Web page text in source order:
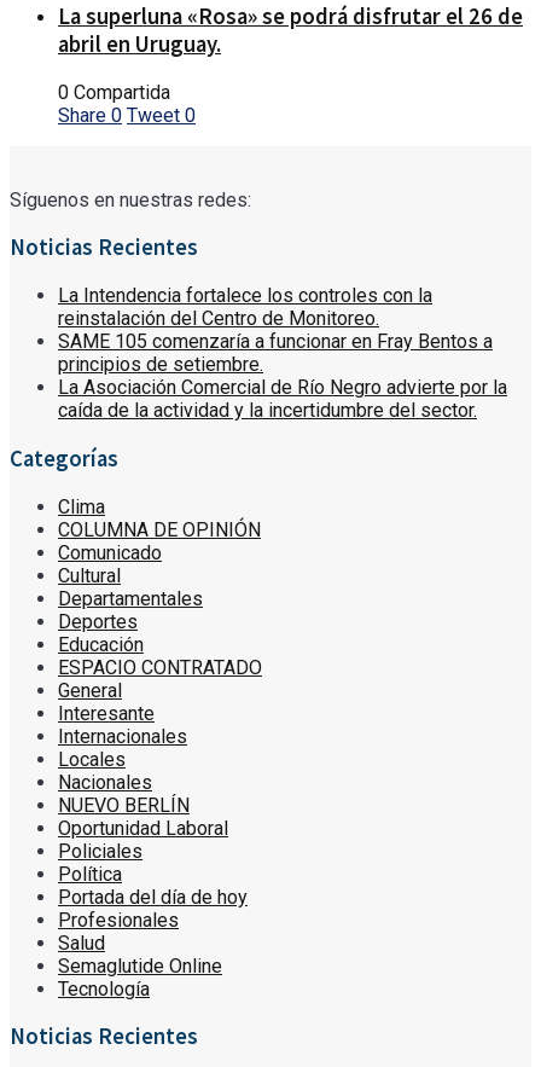
La superluna «Rosa» se podrá disfrutar el 26 de
abril en Uruguay.
0 Compartida
Share 0 Tweet 0
Síguenos en nuestras redes:
Noticias Recientes
La Intendencia fortalece los controles con la
reinstalación del Centro de Monitoreo.
SAME 105 comenzaría a funcionar en Fray Bentos a
principios de setiembre.
La Asociación Comercial de Río Negro advierte por la
caída de la actividad y la incertidumbre del sector.
Categorías
Clima
COLUMNA DE OPINIÓN
Comunicado
Cultural
Departamentales
Deportes
Educación
ESPACIO CONTRATADO
General
Interesante
Internacionales
Locales
Nacionales
NUEVO BERLÍN
Oportunidad Laboral
Policiales
Política
Portada del día de hoy
Profesionales
Salud
Semaglutide Online
Tecnología
Noticias Recientes